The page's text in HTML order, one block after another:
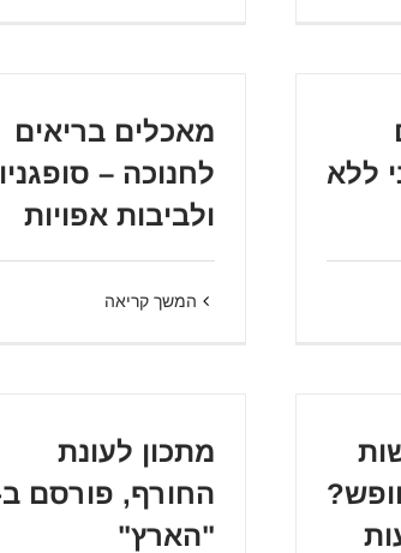
ללא
מאכלים בריאים
לחנוכה –
ולביבות אפויות
המשך קריאה
מתכון לעונת
החורף, פורסם
"הארץ"